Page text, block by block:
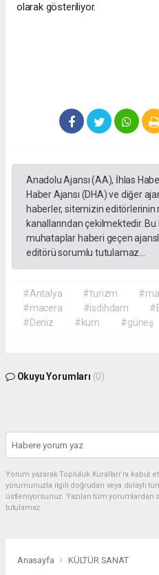
olarak gösteriliyor.
Anadolu Ajansı (AA), İhlas
Haber Ajansı (DHA) ve diğer
haberler, sitemizin
kanallarından çekilmektedir.
muhataplar haberi geçen
editörü sorumlu tutulamaz...
#Antalya #turizm
#macera
#isdihdam
#Deniz
#kum #güneş
Okuyu Yorumları (0)
Yorum yazarak Topluluk Kuralları’nı kabul
yorumunuzla ilgili doğrudan veya dolaylı
üstleniyorsunuz. Yazılan tüm
tutulamaz.
Anasayfa KÜLTÜR SANAT